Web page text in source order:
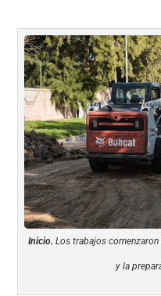
Inicio. Los trabajos
y la